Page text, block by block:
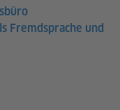
Fremdsprache und